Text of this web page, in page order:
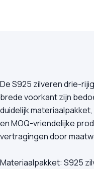
De S925 zilveren drie-
brede voorkant zijn
duidelijk
en MOQ-vriendelijke
vertragingen door
Materiaalpakket: S925